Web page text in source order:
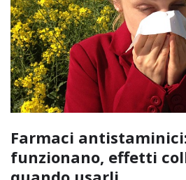
Farmaci
funzionano, effetti